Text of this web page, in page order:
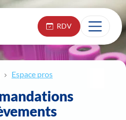
RDV
Espace pros